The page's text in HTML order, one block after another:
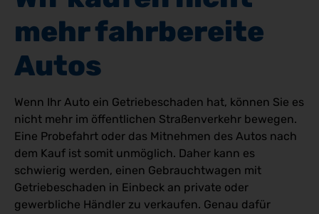
mehr fahrbereite
Autos
Wenn Ihr Auto ein Getriebeschaden hat, können Sie es
nicht mehr im öffentlichen Straßenverkehr bewegen.
Eine Probefahrt oder das Mitnehmen des Autos nach
dem Kauf ist somit unmöglich. Daher kann es
schwierig werden, einen Gebrauchtwagen mit
Getriebeschaden in Einbeck an private oder
gewerbliche Händler zu verkaufen. Genau dafür